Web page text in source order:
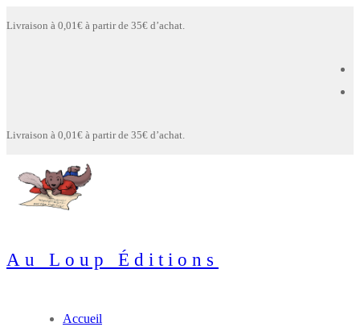
Livraison à 0,01€ à partir de 35€ d’achat.
Livraison à 0,01€ à partir de 35€ d’achat.
Au Loup Éditions
Accueil